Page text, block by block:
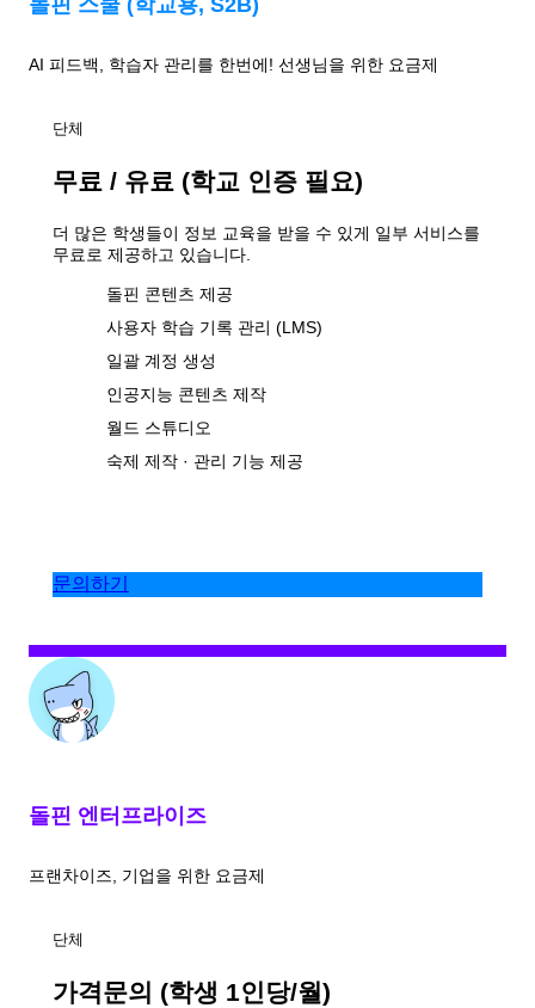
돌핀 스쿨 (학교용, S2B)
AI 피드백, 학습자 관리를 한번에! 선생님을 위한 요금제
단체
무료 / 유료 (학교 인증 필요)
더 많은 학생들이 정보 교육을 받을 수 있게 일부 서비스를
무료로 제공하고 있습니다.
돌핀 콘텐츠 제공
사용자 학습 기록 관리 (LMS)
일괄 계정 생성
인공지능 콘텐츠 제작
월드 스튜디오
숙제 제작 · 관리 기능 제공
문의하기
돌핀 엔터프라이즈
프랜차이즈, 기업을 위한 요금제
단체
가격문의 (학생 1인당/월)